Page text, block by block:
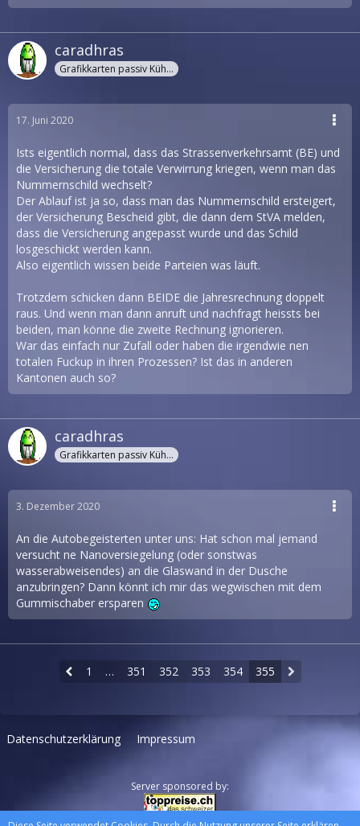
caradhras
Grafikkarten passiv Kühler
17. Juni 2020
Ists eigentlich normal, dass das Strassenverkehrsamt (BE) und
die Versicherung die totale Verwirrung kriegen, wenn man das
Nummernschild wechselt?
Der Ablauf ist ja so, dass man das Nummernschild ersteigert,
der Versicherung Bescheid gibt, die dann dem StVA melden,
dass die Versicherung angepasst wurde und das Schild
losgeschickt werden kann.
Also eigentlich wissen beide Parteien was läuft.
Trotzdem schicken dann BEIDE die Jahresrechnung doppelt
raus. Und wenn man dann anruft und nachfragt heissts bei
beiden, man könne die zweite Rechnung ignorieren.
War das einfach nur Zufall oder haben die irgendwie nen
totalen Fuckup in ihren Prozessen? Ist das in anderen
Kantonen auch so?
caradhras
Grafikkarten passiv Kühler
3. Dezember 2020
An die Autobegeisterten unter uns: Hat schon mal jemand
versucht ne Nanoversiegelung (oder sonstwas
wasserabweisendes) an die Glaswand in der Dusche
anzubringen? Dann könnt ich mir das wegwischen mit dem
Gummischaber ersparen
1 … 351 352 353 354 355
Datenschutzerklärung Impressum
Server sponsored by: